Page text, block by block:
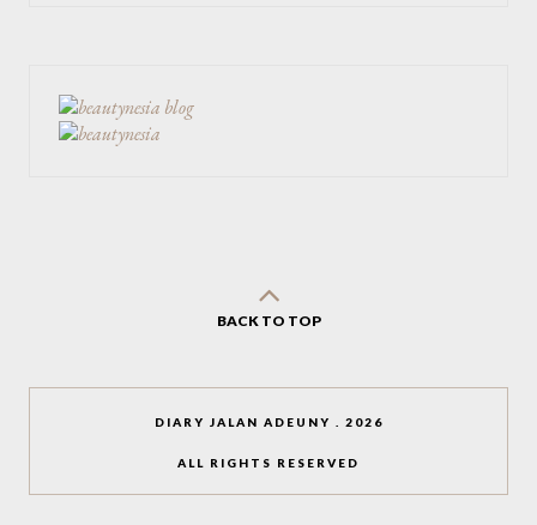
BACK TO TOP
DIARY JALAN ADEUNY 2026
ALL RIGHTS RESERVED